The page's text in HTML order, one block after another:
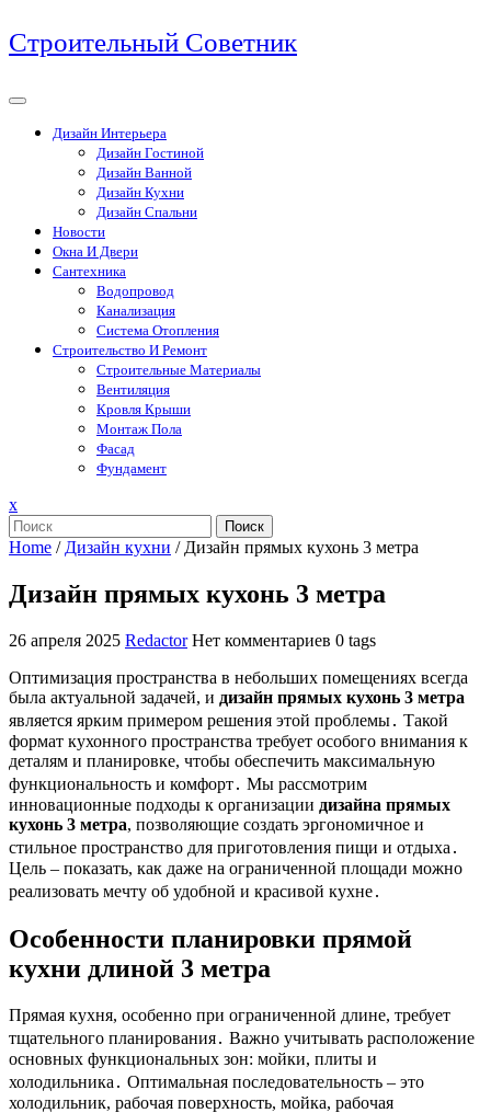
Перейти
к
Строительный Советник
Дизайн Интерьера
Дизайн Гостиной
Дизайн Ванной
Дизайн Кухни
Дизайн Спальни
Новости
Окна И Двери
Сантехника
Водопровод
Канализация
Система Отопления
Строительство И Ремонт
Строительные Материалы
Вентиляция
Кровля Крыши
Монтаж Пола
Фасад
Фундамент
xЗакрыть
меню
Поиск
Home / Дизайн кухни / Дизайн прямых кухонь 3 метра
Дизайн прямых кухонь 3 метра
26 апреля 2025 Redactor Нет комментариев 0 tags
Оптимизация пространства в небольших помещениях всегда
была актуальной задачей, и дизайн прямых кухонь 3 метра
является ярким примером решения этой проблемы․ Такой
формат кухонного пространства требует особого внимания к
деталям и планировке, чтобы обеспечить максимальную
функциональность и комфорт․ Мы рассмотрим
инновационные подходы к организации дизайна прямых
кухонь 3 метра, позволяющие создать эргономичное и
стильное пространство для приготовления пищи и отдыха․
Цель – показать, как даже на ограниченной площади можно
реализовать мечту об удобной и красивой кухне․
Особенности планировки прямой
кухни длиной 3 метра
Прямая кухня, особенно при ограниченной длине, требует
тщательного планирования․ Важно учитывать расположение
основных функциональных зон: мойки, плиты и
холодильника․ Оптимальная последовательность – это
холодильник, рабочая поверхность, мойка, рабочая